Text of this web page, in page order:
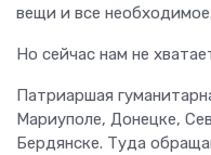
вещи и все необходимое.
Но сейчас нам не
Патриаршая
Мариуполе, Донецке,
Бердянске. Туда